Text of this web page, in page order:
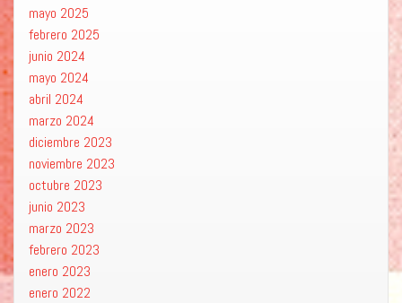
mayo 2025
febrero 2025
junio 2024
mayo 2024
abril 2024
marzo 2024
diciembre 2023
noviembre 2023
octubre 2023
junio 2023
marzo 2023
febrero 2023
enero 2023
enero 2022